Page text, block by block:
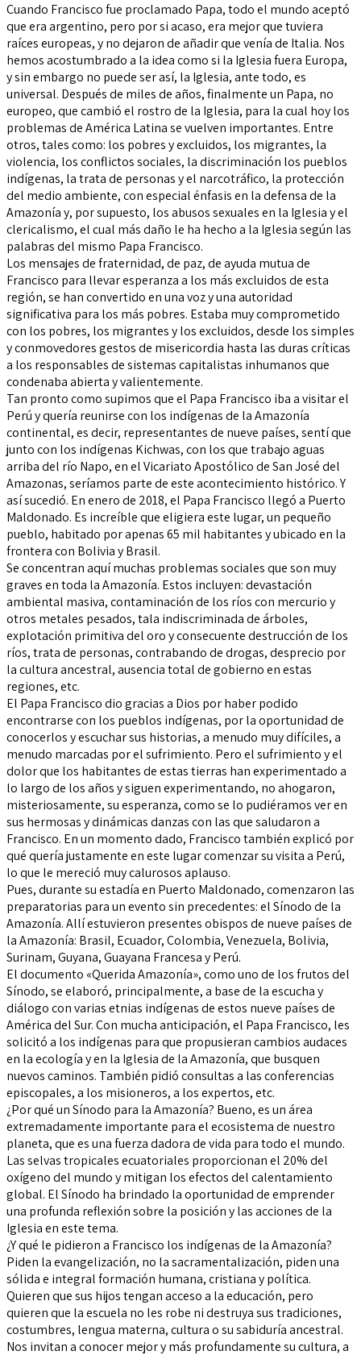
Cuando Francisco fue proclamado Papa, todo el mundo aceptó
que era argentino, pero por si acaso, era mejor que tuviera
raíces europeas, y no dejaron de añadir que venía de Italia. Nos
hemos acostumbrado a la idea como si la Iglesia fuera Europa,
y sin embargo no puede ser así, la Iglesia, ante todo, es
universal. Después de miles de años, finalmente un Papa, no
europeo, que cambió el rostro de la Iglesia, para la cual hoy los
problemas de América Latina se vuelven importantes. Entre
otros, tales como: los pobres y excluidos, los migrantes, la
violencia, los conflictos sociales, la discriminación los pueblos
indígenas, la trata de personas y el narcotráfico, la protección
del medio ambiente, con especial énfasis en la defensa de la
Amazonía y, por supuesto, los abusos sexuales en la Iglesia y el
clericalismo, el cual más daño le ha hecho a la Iglesia según las
palabras del mismo Papa Francisco.
Los mensajes de fraternidad, de paz, de ayuda mutua de
Francisco para llevar esperanza a los más excluidos de esta
región, se han convertido en una voz y una autoridad
significativa para los más pobres. Estaba muy comprometido
con los pobres, los migrantes y los excluidos, desde los simples
y conmovedores gestos de misericordia hasta las duras críticas
a los responsables de sistemas capitalistas inhumanos que
condenaba abierta y valientemente.
Tan pronto como supimos que el Papa Francisco iba a visitar el
Perú y quería reunirse con los indígenas de la Amazonía
continental, es decir, representantes de nueve países, sentí que
junto con los indígenas Kichwas, con los que trabajo aguas
arriba del río Napo, en el Vicariato Apostólico de San José del
Amazonas, seríamos parte de este acontecimiento histórico. Y
así sucedió. En enero de 2018, el Papa Francisco llegó a Puerto
Maldonado. Es increíble que eligiera este lugar, un pequeño
pueblo, habitado por apenas 65 mil habitantes y ubicado en la
frontera con Bolivia y Brasil.
Se concentran aquí muchas problemas sociales que son muy
graves en toda la Amazonía. Estos incluyen: devastación
ambiental masiva, contaminación de los ríos con mercurio y
otros metales pesados, tala indiscriminada de árboles,
explotación primitiva del oro y consecuente destrucción de los
ríos, trata de personas, contrabando de drogas, desprecio por
la cultura ancestral, ausencia total de gobierno en estas
regiones, etc.
El Papa Francisco dio gracias a Dios por haber podido
encontrarse con los pueblos indígenas, por la oportunidad de
conocerlos y escuchar sus historias, a menudo muy difíciles, a
menudo marcadas por el sufrimiento. Pero el sufrimiento y el
dolor que los habitantes de estas tierras han experimentado a
lo largo de los años y siguen experimentando, no ahogaron,
misteriosamente, su esperanza, como se lo pudiéramos ver en
sus hermosas y dinámicas danzas con las que saludaron a
Francisco. En un momento dado, Francisco también explicó por
qué quería justamente en este lugar comenzar su visita a Perú,
lo que le mereció muy calurosos aplauso.
Pues, durante su estadía en Puerto Maldonado, comenzaron las
preparatorias para un evento sin precedentes: el Sínodo de la
Amazonía. Allí estuvieron presentes obispos de nueve países de
la Amazonía: Brasil, Ecuador, Colombia, Venezuela, Bolivia,
Surinam, Guyana, Guayana Francesa y Perú.
El documento «Querida Amazonía», como uno de los frutos del
Sínodo, se elaboró, principalmente, a base de la escucha y
diálogo con varias etnias indígenas de estos nueve países de
América del Sur. Con mucha anticipación, el Papa Francisco, les
solicitó a los indígenas para que propusieran cambios audaces
en la ecología y en la Iglesia de la Amazonía, que busquen
nuevos caminos. También pidió consultas a las conferencias
episcopales, a los misioneros, a los expertos, etc.
¿Por qué un Sínodo para la Amazonía? Bueno, es un área
extremadamente importante para el ecosistema de nuestro
planeta, que es una fuerza dadora de vida para todo el mundo.
Las selvas tropicales ecuatoriales proporcionan el 20% del
oxígeno del mundo y mitigan los efectos del calentamiento
global. El Sínodo ha brindado la oportunidad de emprender
una profunda reflexión sobre la posición y las acciones de la
Iglesia en este tema.
¿Y qué le pidieron a Francisco los indígenas de la Amazonía?
Piden la evangelización, no la sacramentalización, piden una
sólida e integral formación humana, cristiana y política.
Quieren que sus hijos tengan acceso a la educación, pero
quieren que la escuela no les robe ni destruya sus tradiciones,
costumbres, lengua materna, cultura o su sabiduría ancestral.
Nos invitan a conocer mejor y más profundamente su cultura, a